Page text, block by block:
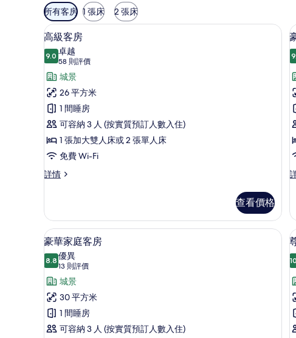
可
用
嘅
客
房
篩
選
條
件
所有客房 1 張床 2 張床
載
入
所
有
高
級
客
房
的
相
9
高級客房
9.09.0 分，滿分 10 分
卓越
58 則評價
(58
則
評
價)
城景
26 平方米
1 間睡房
可容納 3 人 (按實質預訂人數入住)
1 張加大雙人床或 2 張單人床
免費 Wi-Fi
詳情
高
詳
情
查看價格
詳
情
載
入
所
有
豪
華
家
豪華家庭客房 | 迷你吧、房內夾萬、
8
豪華家庭客房
8.88.8 分，滿分 10 分
優異
13 則評價
(13
則
評
價)
城景
30 平方米
1 間睡房
可容納 3 人 (按實質預訂人數入住)